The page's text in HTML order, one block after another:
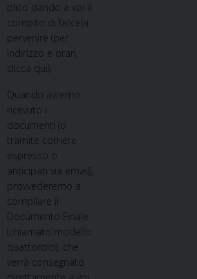
plico dando a voi il
compito di farcela
pervenire (per
indirizzo e orari,
clicca qui).
Quando avremo
ricevuto i
documenti (o
tramite corriere
espresso o
anticipati via email),
provvederemo a
compilare il
Documento Finale
(chiamato modello
quattordici), che
verrà consegnato